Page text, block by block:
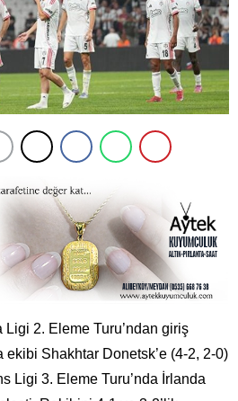
Ligi 2. Eleme Turu’ndan giriş
Shakhtar Donetsk’e (4-2, 2-0)
Ligi 3. Eleme Turu’nda İrlanda